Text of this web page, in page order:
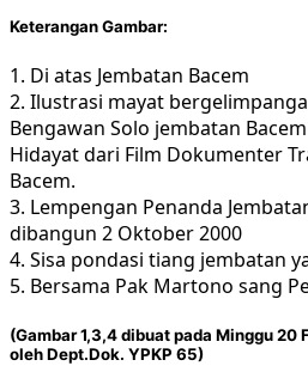
Keterangan Gambar:
1. Di atas Jembatan Bacem
2. Ilustrasi mayat
Bengawan Solo jembatan
Hidayat dari Film Dokumenter
Bacem.
3. Lempengan Penanda
dibangun 2 Oktober 2000
4. Sisa pondasi tiang jembatan
5. Bersama Pak Martono sang
(Gambar 1,3,4 dibuat pada Minggu 20
oleh Dept.Dok. YPKP 65)